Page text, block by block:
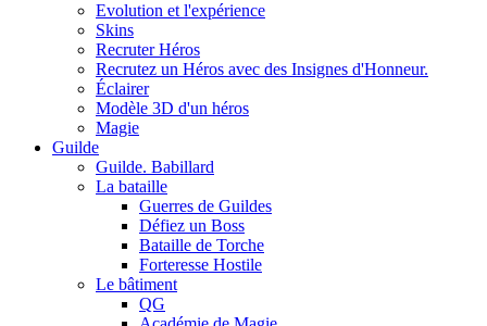
Evolution et l'expérience
Skins
Recruter Héros
Recrutez un Héros avec des Insignes d'Honneur.
Éclairer
Modèle 3D d'un héros
Magie
Guilde
Guilde. Babillard
La bataille
Guerres de Guildes
Défiez un Boss
Bataille de Torche
Forteresse Hostile
Le bâtiment
QG